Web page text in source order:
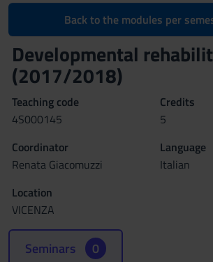
Back to the modules per
Developmental
(2017/2018)
Teaching code
4S000145
Credits
5
Coordinator
Renata Giacomuzzi
Language
Italian
Location
VICENZA
Seminars 0